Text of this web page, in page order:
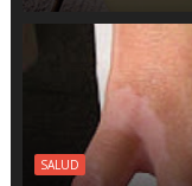
SALUD